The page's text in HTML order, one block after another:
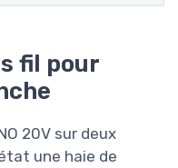
fil pour
20V sur deux
une haie de